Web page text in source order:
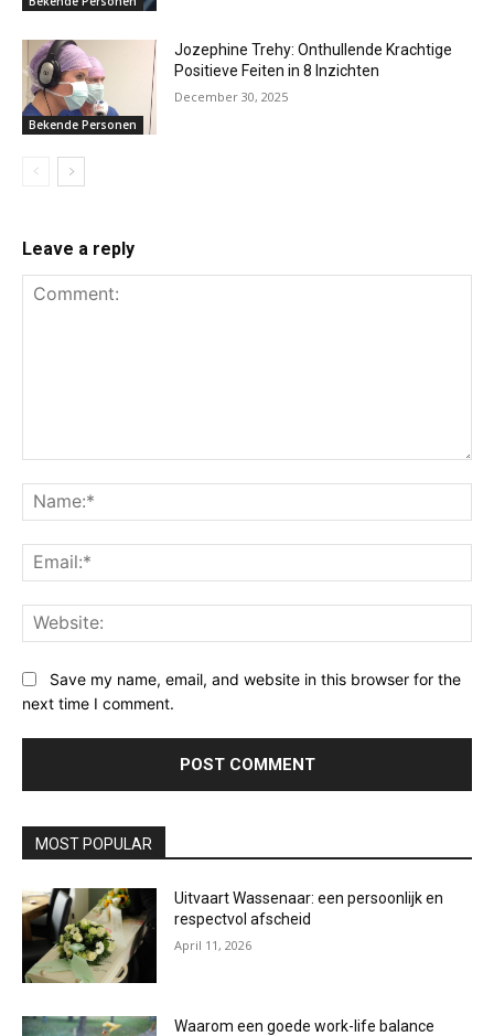
Bekende Personen
Jozephine Trehy: Onthullende Krachtige
Positieve Feiten in 8 Inzichten
December 30, 2025
Leave a reply
Save my name, email, and website in this browser for the
next time I comment.
MOST POPULAR
Uitvaart Wassenaar: een persoonlijk en
respectvol afscheid
April 11, 2026
Waarom een goede work-life balance